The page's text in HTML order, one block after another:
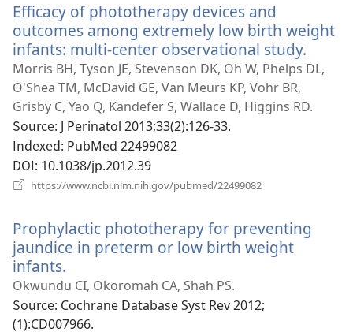
창
열
기)
Efficacy of phototherapy devices and
outcomes among extremely low birth weight
infants: multi-center observational study.
로
창
Morris BH, Tyson JE, Stevenson DK, Oh W, Phelps DL,
O'Shea TM, McDavid GE, Van Meurs KP, Vohr BR,
Grisby C, Yao Q, Kandefer S, Wallace D, Higgins RD.
Source‎: J Perinatol 2013;33(2):126-33.
Indexed‎: PubMed 22499082
DOI‎: 10.1038/jp.2012.39
https://www.ncbi.nlm.nih.gov/pubmed/22499082
창
열
기)
Prophylactic phototherapy for preventing
jaundice in preterm or low birth weight
infants.
로
운
창
Okwundu CI, Okoromah CA, Shah PS.
Source‎: Cochrane Database Syst Rev 2012;
(1):CD007966.